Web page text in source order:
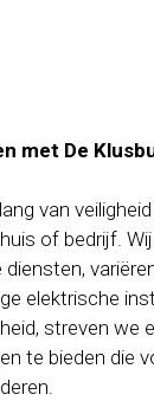
met De
van
of bedrijf.
elektrische
streven we
te bieden die